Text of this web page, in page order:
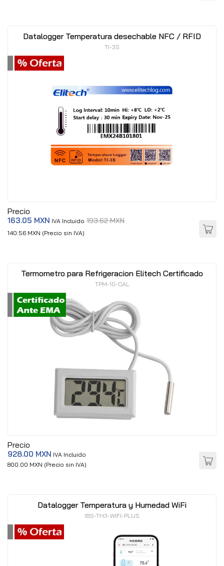
Datalogger Temperatura desechable NFC / RFID
TI-3S
Precio
163.05 MXN IVA Incluido 193.62 MXN
140.56 MXN (Precio sin IVA)
Termometro para Refrigeracion Elitech Certificado
TPM-10-CAL
Precio
928.00 MXN IVA Incluido
800.00 MXN (Precio sin IVA)
Datalogger Temperatura y Humedad WiFi
IBS-TH3-WIFI-PLUS